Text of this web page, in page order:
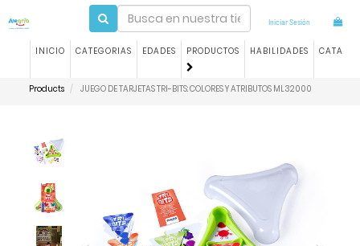
Iniciar Sesión
INICIO CATEGORIAS EDADES PRODUCTOS HABILIDADES
Products JUEGO DE TARJETAS TRI-BITS: COLORES Y ATRIBUTOS ML32000